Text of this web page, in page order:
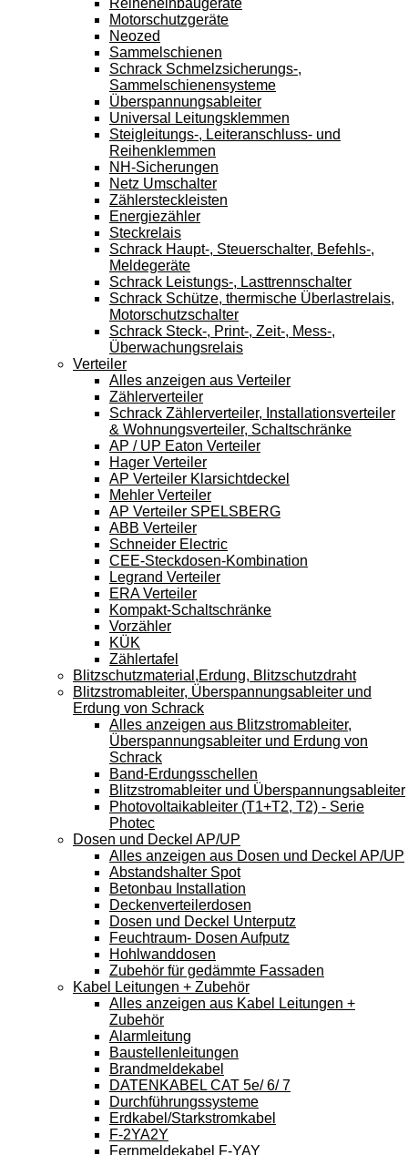
Motorschutzgeräte
Neozed
Sammelschienen
Schrack Schmelzsicherungs-,
Sammelschienensysteme
Überspannungsableiter
Universal Leitungsklemmen
Steigleitungs-, Leiteranschluss- und
Reihenklemmen
NH-Sicherungen
Netz Umschalter
Zählersteckleisten
Energiezähler
Steckrelais
Schrack Haupt-, Steuerschalter, Befehls-,
Meldegeräte
Schrack Leistungs-, Lasttrennschalter
Schrack Schütze, thermische Überlastrelais,
Motorschutzschalter
Schrack Steck-, Print-, Zeit-, Mess-,
Überwachungsrelais
Verteiler
Alles anzeigen aus Verteiler
Zählerverteiler
Schrack Zählerverteiler, Installationsverteiler
& Wohnungsverteiler, Schaltschränke
AP / UP Eaton Verteiler
Hager Verteiler
AP Verteiler Klarsichtdeckel
Mehler Verteiler
AP Verteiler SPELSBERG
ABB Verteiler
Schneider Electric
CEE-Steckdosen-Kombination
Legrand Verteiler
ERA Verteiler
Kompakt-Schaltschränke
Vorzähler
KÜK
Zählertafel
Blitzschutzmaterial,Erdung, Blitzschutzdraht
Blitzstromableiter, Überspannungsableiter und
Erdung von Schrack
Alles anzeigen aus Blitzstromableiter,
Überspannungsableiter und Erdung von
Schrack
Band-Erdungsschellen
Blitzstromableiter und Überspannungsableiter
Photovoltaikableiter (T1+T2, T2) - Serie
Photec
Dosen und Deckel AP/UP
Alles anzeigen aus Dosen und Deckel AP/UP
Abstandshalter Spot
Betonbau Installation
Deckenverteilerdosen
Dosen und Deckel Unterputz
Feuchtraum- Dosen Aufputz
Hohlwanddosen
Zubehör für gedämmte Fassaden
Kabel Leitungen + Zubehör
Alles anzeigen aus Kabel Leitungen +
Zubehör
Alarmleitung
Baustellenleitungen
Brandmeldekabel
DATENKABEL CAT 5e/ 6/ 7
Durchführungssysteme
Erdkabel/Starkstromkabel
F-2YA2Y
Fernmeldekabel F-YAY